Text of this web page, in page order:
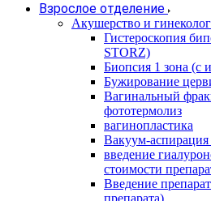
Взрослое отделение
Акушерство и
Гистероскопия
STORZ)
Биопсия 1 зона (с
Бужирование
Вагинальный
фототермолиз
вагинопластика
Вакуум-
введение
стоимости
Введение
препарата)